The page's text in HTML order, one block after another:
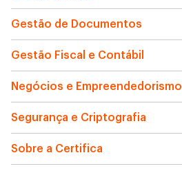
Gestão de Documentos
Gestão Fiscal e Contábil
Negócios e Empreendedorismo
Segurança e Criptografia
Sobre a Certifica